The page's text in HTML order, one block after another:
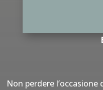
Non perdere